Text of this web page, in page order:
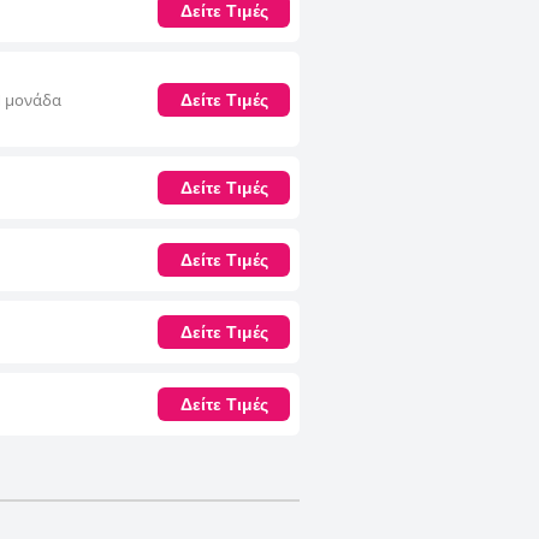
αυτό το μικρό ζήτημα δεν
προς την άνεση, συμβάλλοντας
και την εξαιρετική
αναζητούν μια αυθεντική και
Δείτε Τιμές
μονάδα
Δείτε Τιμές
Δείτε Τιμές
Δείτε Τιμές
Δείτε Τιμές
Δείτε Τιμές